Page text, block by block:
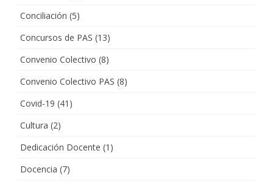
Conciliación (5)
Concursos de PAS (13)
Convenio Colectivo (8)
Convenio Colectivo PAS (8)
Covid-19 (41)
Cultura (2)
Dedicación Docente (1)
Docencia (7)